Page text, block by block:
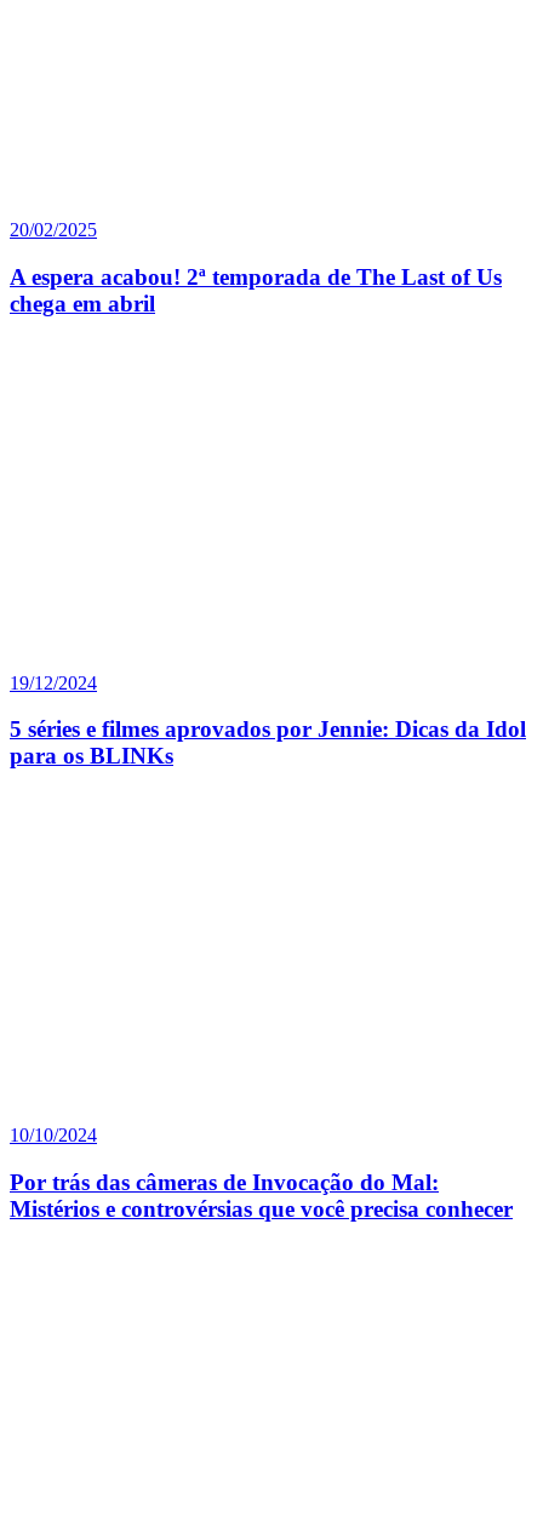
20/02/2025
A espera acabou! 2ª temporada de The Last of Us
chega em abril
19/12/2024
5 séries e filmes aprovados por Jennie: Dicas da Idol
para os BLINKs
10/10/2024
Por trás das câmeras de Invocação do Mal:
Mistérios e controvérsias que você precisa conhecer